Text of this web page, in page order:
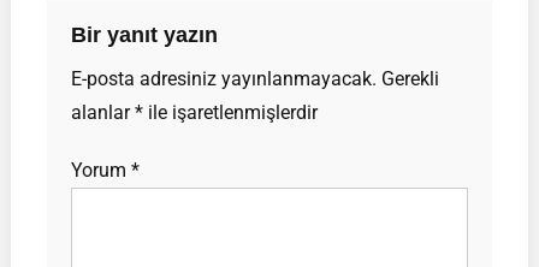
Bir yanıt yazın
E-posta adresiniz yayınlanmayacak. Gerekli
alanlar*ile işaretlenmişlerdir
Yorum *